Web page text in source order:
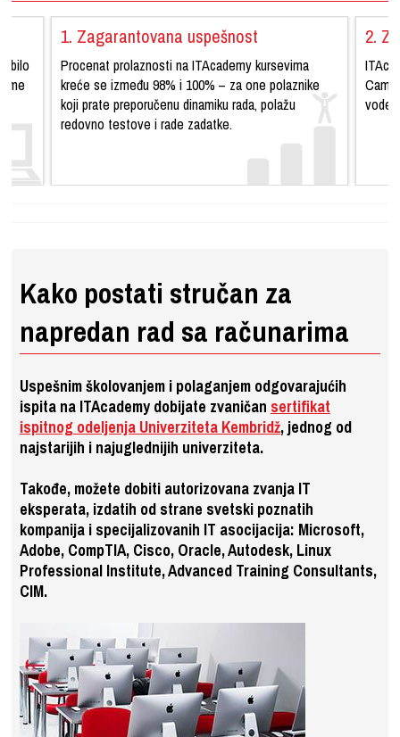
bilo
1. Zagarantovana uspešnost
Procenat prolaznosti na ITAcademy kursevima
kreće se između 98% i 100% – za one polaznike
koji prate preporučenu dinamiku rada, polažu
redovno testove i rade zadatke.
2.
Kako postati stručan za
napredan rad sa računarima
Uspešnim školovanjem i polaganjem odgovarajućih
ispita na ITAcademy dobijate zvaničan sertifikat
ispitnog odeljenja Univerziteta Kembridž, jednog od
najstarijih i najuglednijih univerziteta.
Takođe, možete dobiti autorizovana zvanja IT
eksperata, izdatih od strane svetski poznatih
kompanija i specijalizovanih IT asocijacija: Microsoft,
Adobe, CompTIA, Cisco, Oracle, Autodesk, Linux
Professional Institute, Advanced Training Consultants,
CIM.